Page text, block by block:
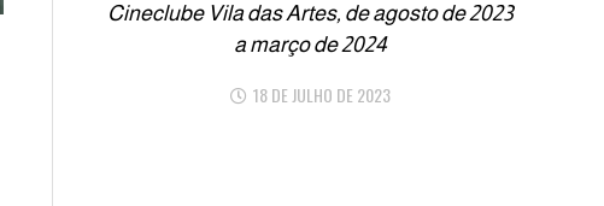
Cineclube Vila das Artes, de agosto de 2023
a março de 2024
18 DE JULHO DE 2023